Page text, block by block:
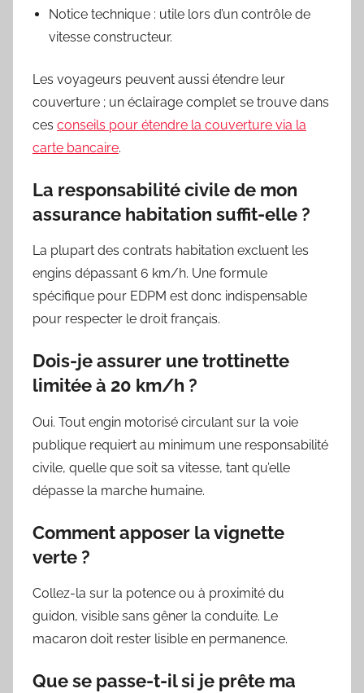
Notice technique : utile lors d’un contrôle de
vitesse constructeur.
Les voyageurs peuvent aussi étendre leur
couverture ; un éclairage complet se trouve dans
ces conseils pour étendre la couverture via la
carte bancaire.
La responsabilité civile de mon
assurance habitation suffit-elle ?
La plupart des contrats habitation excluent les
engins dépassant 6 km/h. Une formule
spécifique pour EDPM est donc indispensable
pour respecter le droit français.
Dois-je assurer une trottinette
limitée à 20 km/h ?
Oui. Tout engin motorisé circulant sur la voie
publique requiert au minimum une responsabilité
civile, quelle que soit sa vitesse, tant qu’elle
dépasse la marche humaine.
Comment apposer la vignette
verte ?
Collez-la sur la potence ou à proximité du
guidon, visible sans gêner la conduite. Le
macaron doit rester lisible en permanence.
Que se passe-t-il si je prête ma